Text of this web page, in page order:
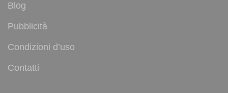
Blog
Pubblicità
Condizioni d’uso
Contatti